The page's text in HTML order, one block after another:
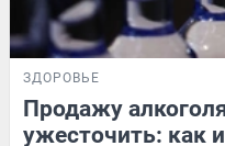
ЗДОРОВЬЕ
Продажу
ужесточить: как